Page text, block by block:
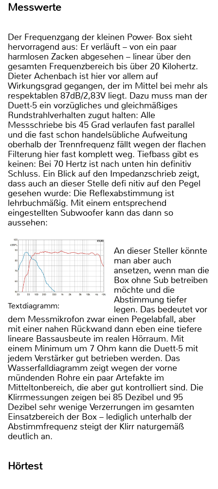
Messwerte
Der Frequenzgang der kleinen Power- Box sieht
hervorragend aus: Er verläuft – von ein paar
harmlosen Zacken abgesehen – linear über den
gesamten Frequenzbereich bis über 20 Kilohertz.
Dieter Achenbach ist hier vor allem auf
Wirkungsgrad gegangen, der im Mittel bei mehr als
respektablen 87dB/2,83V liegt. Dazu muss man der
Duett-5 ein vorzügliches und gleichmäßiges
Rundstrahlverhalten zugut halten: Alle
Messschriebe bis 45 Grad verlaufen fast parallel
und die fast schon handelsübliche Aufweitung
oberhalb der Trennfrequenz fällt wegen der flachen
Filterung hier fast komplett weg. Tiefbass gibt es
keinen: Bei 70 Hertz ist nach unten hin definitiv
Schluss. Ein Blick auf den Impedanzschrieb zeigt,
dass auch an dieser Stelle defi nitiv auf den Pegel
gesehen wurde: Die Reflexabstimmung ist
lehrbuchmäßig. Mit einem entsprechend
eingestellten Subwoofer kann das dann so
aussehen:
Textdiagramm:
An dieser Steller könnte
man aber auch
ansetzen, wenn man die
Box ohne Sub betreiben
möchte und die
Abstimmung tiefer
legen. Das bedeutet vor
dem Messmikrofon zwar einen Pegelabfall, aber
mit einer nahen Rückwand dann eben eine tiefere
lineare Bassausbeute im realen Hörraum. Mit
einem Minimum um 7 Ohm kann die Duett-5 mit
jedem Verstärker gut betrieben werden. Das
Wasserfalldiagramm zeigt wegen der vorne
mündenden Rohre ein paar Artefakte im
Mitteltonbereich, die aber gut kontrolliert sind. Die
Klirrmessungen zeigen bei 85 Dezibel und 95
Dezibel sehr wenige Verzerrungen im gesamten
Einsatzbereich der Box – lediglich unterhalb der
Abstimmfrequenz steigt der Klirr naturgemäß
deutlich an.
Hörtest